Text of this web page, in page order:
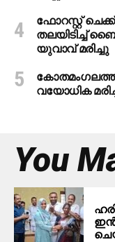
ഫോറസ്റ്റ്
തലയിടിച്ച്
യുവാവ് മരിച്ചു
കോതമംഗലത്ത്
വയോധിക
You